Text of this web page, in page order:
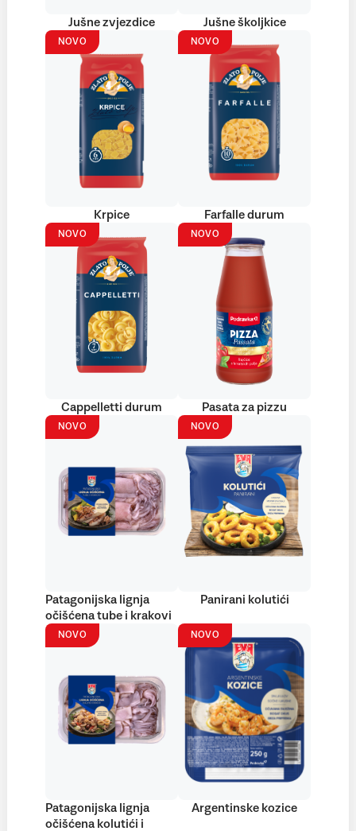
Jušne zvjezdice Jušne školjkice
NOVO
Krpice
NOVO
Farfalle durum
NOVO
Cappelletti durum
NOVO
Pasata za pizzu
NOVO
Patagonijska lignja
očišćena tube i krakovi
NOVO
Panirani kolutići
NOVO
Patagonijska lignja
očišćena kolutići i
NOVO
Argentinske kozice